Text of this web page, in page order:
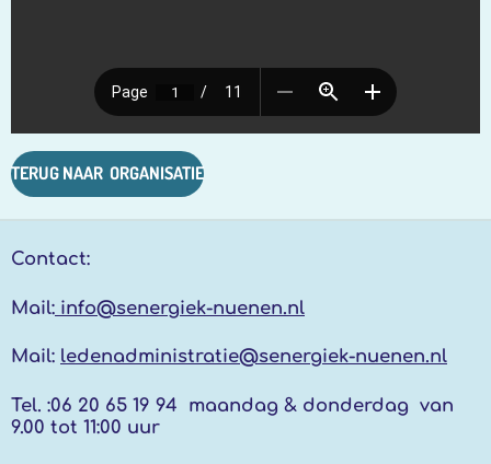
TERUG NAAR ORGANISATIE
Contact:
Mail: info@senergiek-nuenen.nl
Mail: ledenadministratie@senergiek-nuenen.nl
Tel. :06 20 65 19 94 maandag & donderdag van
9.00 tot 11:00 uur